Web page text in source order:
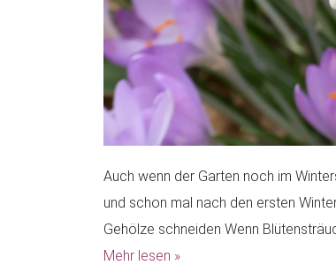
Auch wenn der Garten noch im
und schon mal nach den ersten
Gehölze schneiden Wenn
Mehr lesen »